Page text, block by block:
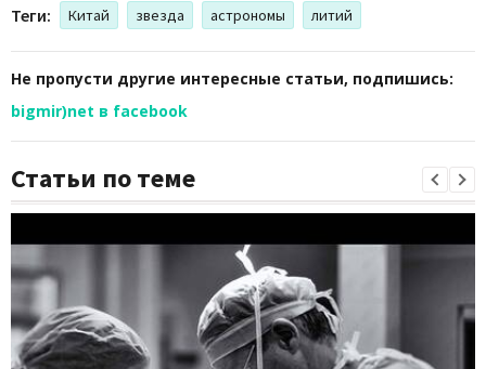
Теги: Китай звезда астрономы литий
Не пропусти другие интересные статьи, подпишись:
bigmir)net в facebook
Статьи по теме